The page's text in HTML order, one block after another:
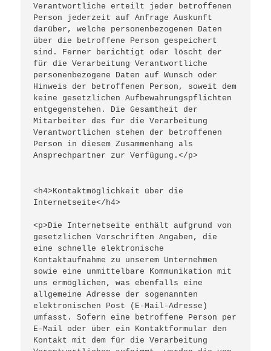
Verantwortliche erteilt jeder betroffenen
Person jederzeit auf Anfrage Auskunft
darüber, welche personenbezogenen Daten
über die betroffene Person gespeichert
sind. Ferner berichtigt oder löscht der
für die Verarbeitung Verantwortliche
personenbezogene Daten auf Wunsch oder
Hinweis der betroffenen Person, soweit dem
keine gesetzlichen Aufbewahrungspflichten
entgegenstehen. Die Gesamtheit der
Mitarbeiter des für die Verarbeitung
Verantwortlichen stehen der betroffenen
Person in diesem Zusammenhang als
Ansprechpartner zur Verfügung.</p>
<h4>Kontaktmöglichkeit über die
Internetseite</h4>
<p>Die Internetseite enthält aufgrund von
gesetzlichen Vorschriften Angaben, die
eine schnelle elektronische
Kontaktaufnahme zu unserem Unternehmen
sowie eine unmittelbare Kommunikation mit
uns ermöglichen, was ebenfalls eine
allgemeine Adresse der sogenannten
elektronischen Post (E-Mail-Adresse)
umfasst. Sofern eine betroffene Person per
E-Mail oder über ein Kontaktformular den
Kontakt mit dem für die Verarbeitung